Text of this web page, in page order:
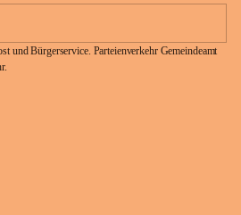
und Bürgerservice. Parteienverkehr Gemeindeamt